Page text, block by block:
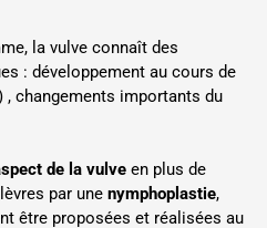
la vulve connaît des
: développement au cours de
, changements importants du
de la vulve en plus de
par une nymphoplastie,
être proposées et réalisées au